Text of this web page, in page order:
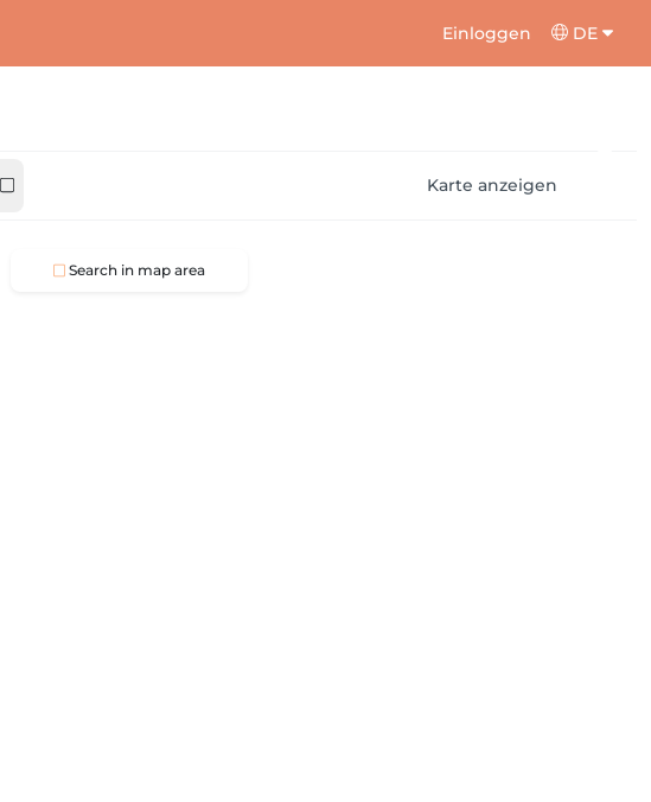
Einloggen DE
Karte anzeigen
Search in map area